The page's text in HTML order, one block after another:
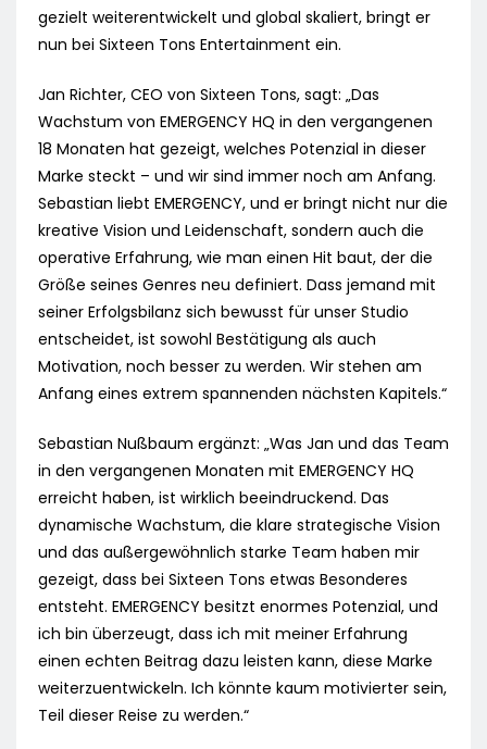
gezielt weiterentwickelt und global skaliert, bringt er
nun bei Sixteen Tons Entertainment ein.
Jan Richter, CEO von Sixteen Tons, sagt: „Das
Wachstum von EMERGENCY HQ in den vergangenen
18 Monaten hat gezeigt, welches Potenzial in dieser
Marke steckt – und wir sind immer noch am Anfang.
Sebastian liebt EMERGENCY, und er bringt nicht nur die
kreative Vision und Leidenschaft, sondern auch die
operative Erfahrung, wie man einen Hit baut, der die
Größe seines Genres neu definiert. Dass jemand mit
seiner Erfolgsbilanz sich bewusst für unser Studio
entscheidet, ist sowohl Bestätigung als auch
Motivation, noch besser zu werden. Wir stehen am
Anfang eines extrem spannenden nächsten Kapitels.“
Sebastian Nußbaum ergänzt: „Was Jan und das Team
in den vergangenen Monaten mit EMERGENCY HQ
erreicht haben, ist wirklich beeindruckend. Das
dynamische Wachstum, die klare strategische Vision
und das außergewöhnlich starke Team haben mir
gezeigt, dass bei Sixteen Tons etwas Besonderes
entsteht. EMERGENCY besitzt enormes Potenzial, und
ich bin überzeugt, dass ich mit meiner Erfahrung
einen echten Beitrag dazu leisten kann, diese Marke
weiterzuentwickeln. Ich könnte kaum motivierter sein,
Teil dieser Reise zu werden.“